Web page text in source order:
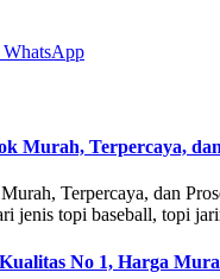
WhatsApp
Murah, Terpercaya,
Terpercaya, dan
jenis topi baseball, topi
No 1, Harga